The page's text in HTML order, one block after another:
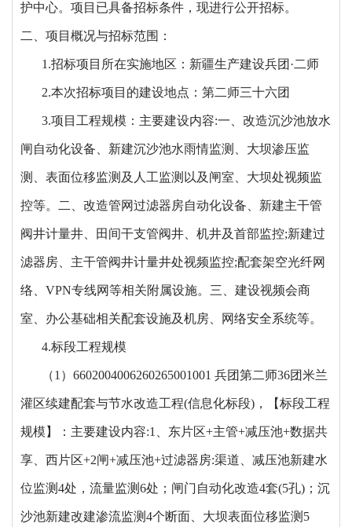
护中心。项目已具备招标条件，现进行公开招标。
二、项目概况与招标范围：
1.招标项目所在实施地区： 新疆生产建设兵团 ·二师
2.本次招标项目的建设地点：第二师三十六团
3.项目工程规模： 主要建设内容:一、改造沉沙池放水
闸自动化设备、新建沉沙池水雨情监测、大坝渗压监
测、表面位移监测及人工监测以及闸室、大坝处视频监
控等。二、改造管网过滤器房自动化设备、新建主干管
阀井计量井、田间干支管阀井、机井及首部监控;新建过
滤器房、主干管阀井计量井处视频监控;配套架空光纤网
络、VPN专线网等相关附属设施。三、建设视频会商
室、办公基础相关配套设施及机房、网络安全系统等。
4.标段工程规模
（1）6602004006260265001001 兵团第二师36团米兰
灌区续建配套与节水改造工程(信息化标段) ，【标段工程
规模】： 主要建设内容:1、 东片区+主管+减压池+数据共
享、西片区+2闸+减压池+过滤器房:渠道、减压池新建水
位监测4处，流量监测6处；闸门自动化改造4套(5孔)；沉
沙池新建改建渗流监测4个断面、大坝表面位移监测5